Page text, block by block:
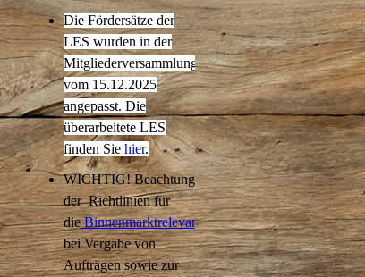
Die Fördersätze der
LES wurden in der
Mitgliederversammlung
vom 15.12.2025
angepasst. Die
überarbeitete LES
finden Sie hier.
WICHTIG! Beachtung
der Richtlinien für
dieBinnenmarktrelevanz
bei Vergabe von
Aufträgen sowie zur